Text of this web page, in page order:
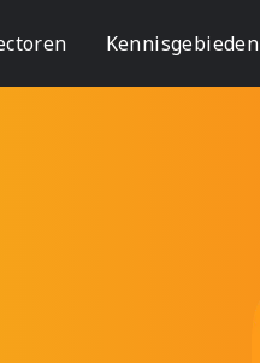
Kennisgebieden